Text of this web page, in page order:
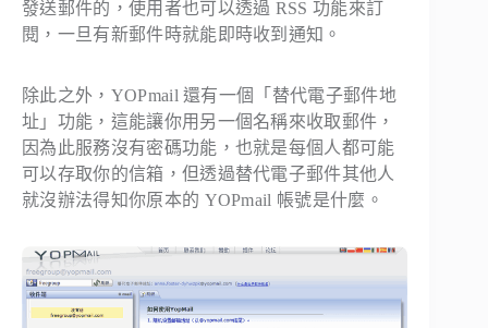
發送郵件的，使用者也可以透過 RSS 功能來訂
閱，一旦有新郵件時就能即時收到通知。
除此之外，YOPmail 還有一個「替代電子郵件地
址」功能，這能讓你用另一個名稱來收取郵件，
因為此服務沒有密碼功能，也就是每個人都可能
可以存取你的信箱，但透過替代電子郵件其他人
就沒辦法得知你原本的 YOPmail 帳號是什麼。